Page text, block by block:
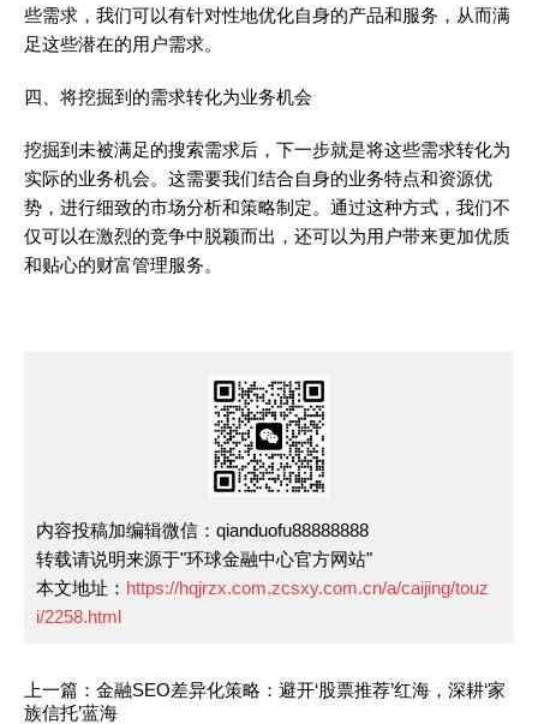
些需求，我们可以有针对性地优化自身的产品和服务，从而满
足这些潜在的用户需求。
四、将挖掘到的需求转化为业务机会
挖掘到未被满足的搜索需求后，下一步就是将这些需求转化为
实际的业务机会。这需要我们结合自身的业务特点和资源优
势，进行细致的市场分析和策略制定。通过这种方式，我们不
仅可以在激烈的竞争中脱颖而出，还可以为用户带来更加优质
和贴心的财富管理服务。
内容投稿加编辑微信：qianduofu88888888
转载请说明来源于"环球金融中心官方网站"
本文地址： https://hqjrzx.com.zcsxy.com.cn/a/caijing/touz
i/2258.html
上一篇：金融SEO差异化策略：避开‘股票推荐’红海，深耕‘家
族信托’蓝海